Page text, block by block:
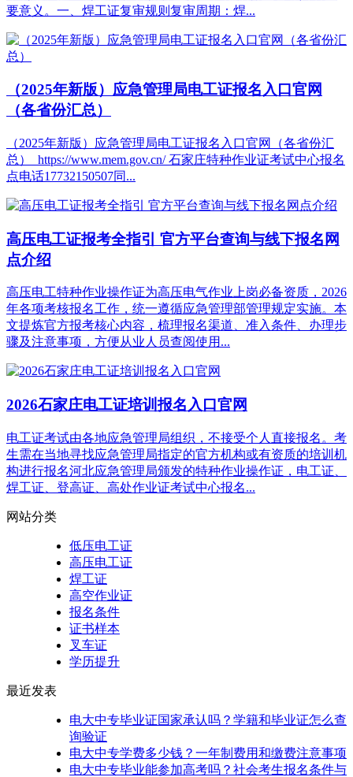
要意义。一、焊工证复审规则复审周期：焊...
（2025年新版）应急管理局电工证报名入口官网
（各省份汇总）
（2025年新版）应急管理局电工证报名入口官网（各省份汇
总） https://www.mem.gov.cn/ 石家庄特种作业证考试中心报名
点电话17732150507同...
高压电工证报考全指引 官方平台查询与线下报名网
点介绍
高压电工特种作业操作证为高压电气作业上岗必备资质，2026
年各项考核报名工作，统一遵循应急管理部管理规定实施。本
文提炼官方报考核心内容，梳理报名渠道、准入条件、办理步
骤及注意事项，方便从业人员查阅使用...
2026石家庄电工证培训报名入口官网
电工证考试由各地应急管理局组织，不接受个人直接报名。考
生需在当地寻找应急管理局指定的官方机构或有资质的培训机
构进行报名河北应急管理局颁发的特种作业操作证，电工证、
焊工证、登高证、高处作业证考试中心报名...
网站分类
低压电工证
高压电工证
焊工证
高空作业证
报名条件
证书样本
叉车证
学历提升
最近发表
电大中专毕业证国家承认吗？学籍和毕业证怎么查
询验证
电大中专学费多少钱？一年制费用和缴费注意事项
电大中专毕业能参加高考吗？社会考生报名条件与